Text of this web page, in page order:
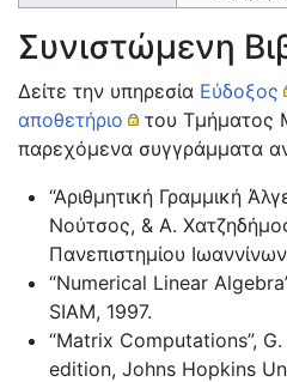
Συνιστώμενη
Δείτε την υπηρεσία Εύδοξος
αποθετήριο
του Τμήματος
παρεχόμενα συγγράμματα
“Αριθμητική Γραμμική
Νούτσος, & Α.
Πανεπιστημίου
“Numerical Linear
SIAM, 1997.
“Matrix Computations”,
edition, Johns Hopkins